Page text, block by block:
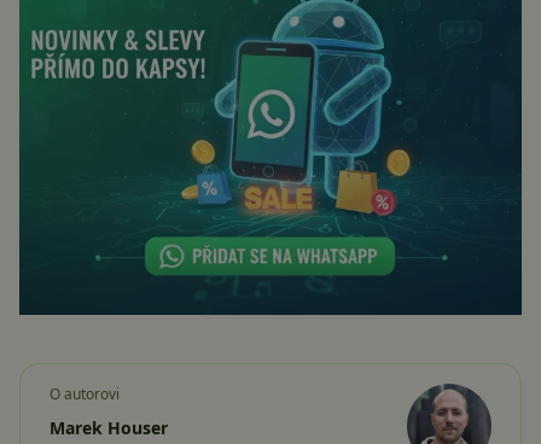
O autorovi
Marek Houser